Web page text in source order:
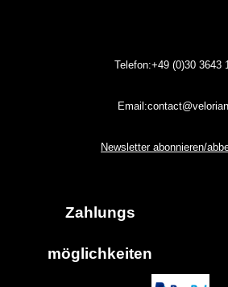
Telefon:+49 (0)303643
Newsletter abonnieren/
Zahlungs
möglichkeiten